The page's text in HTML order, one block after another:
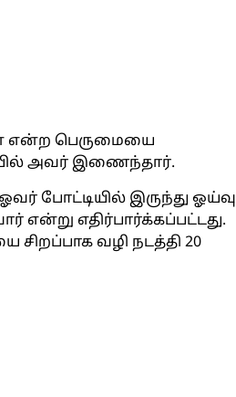
என்ற பெருமையை
அவர் இணைந்தார்.
போட்டியில் இருந்து ஓய்வு
எதிர்பார்க்கப்பட்டது.
வழி நடத்தி 20